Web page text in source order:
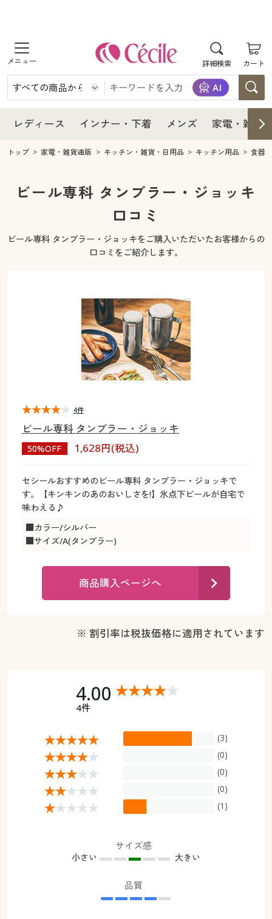
詳細検索 カート
商品を探す
レディース
レディースファッション
女性下着
インナー・下着
インナー・下着通販すべて
女性下着
ジュニア・ティーンズ下着
メンズ
メンズ通販すべて
家電・雑貨
寝具・インテリア・家具
寝具・インテリア・家具通販すべて
カーテン・ラグ・ファブリック
美容・健康・サプリメント
制服・スクールすべて
大きいサイズ通販すべて
大きいサイズ レディース下着
大きいサイズ メンズ
大きいサイズ 事務・制服
カタログ
カタログ・チラシからのご注文
デジタルカタログ
カタログ無料プレゼント
ご利用ガイド
よくある質問とお問い合わせ
レディース インナー・下着 メンズ 家電・雑貨
レディース
レディース通販すべて
レディースファッション
インナー・下着
インナー・下着通販すべて
ジュニア・ティーンズ下着
メンズ
キッチン・雑貨・日用品
寝具・インテリア・家具通販すべて
家具・収納
カーテン・ラグ・ファブリック
美容・健康通販すべて
制服・スクール
ジュニア・ティーンズ下着
大きいサイズ通販すべて
大きいサイズ レディース服
大きいサイズ レディース下着
大きいサイズ メンズ
大きいサイズ 事務・制服
シークレットセール
商品カテゴリ一覧
カタログ
カタログ・チラシからのご注文
カタログ無料プレゼント
会員メニュー
マイページ
閲覧履歴
トップ 家電・雑貨通販 キッチン・雑貨・日用品 キッチン用品 食器
ビール専科 タンブラー・ジョッキ
口コミ
ビール専科 タンブラー・ジョッキをご購入いただいたお客様からの
口コミをご紹介します。
ビール専科 タンブラー・ジョッキ
50%OFF 1,628円(税込)
セシールおすすめのビール専科 タンブラー・ジョッキで
す。【キンキンのあのおいしさを!】氷点下ビールが自宅で
味わえる♪
■カラー/シルバー
■サイズ/A(タンブラー)
4件
商品購入ページへ
※ 割引率は税抜価格に適用されています
4.00
4件
(3)
(0)
(0)
(0)
(1)
サイズ感
小さい 大きい
品質